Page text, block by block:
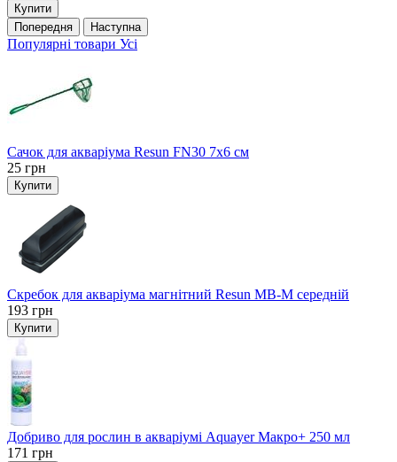
Купити
Попередня
Наступна
Популярні товари Усі
Сачок для акваріума Resun FN30 7х6 см
25 грн
Купити
Скребок для акваріума магнітний Resun MB-M середній
193 грн
Купити
Добриво для рослин в акваріумі Aquayer Макро+ 250 мл
171 грн